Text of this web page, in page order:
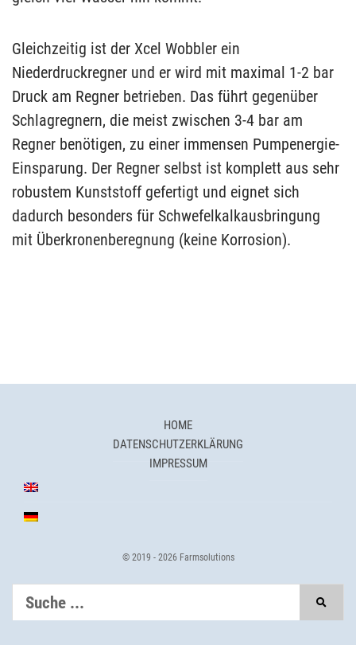
Gleichzeitig ist der Xcel Wobbler ein
Niederdruckregner und er wird mit maximal 1-2 bar
Druck am Regner betrieben. Das führt gegenüber
Schlagregnern, die meist zwischen 3-4 bar am
Regner benötigen, zu einer immensen Pumpenergie-
Einsparung. Der Regner selbst ist komplett aus sehr
robustem Kunststoff gefertigt und eignet sich
dadurch besonders für Schwefelkalkausbringung
mit Überkronenberegnung (keine Korrosion).
HOME
DATENSCHUTZERKLÄRUNG
IMPRESSUM
© 2019 - 2026 Farmsolutions
Diese Website durchsuchen